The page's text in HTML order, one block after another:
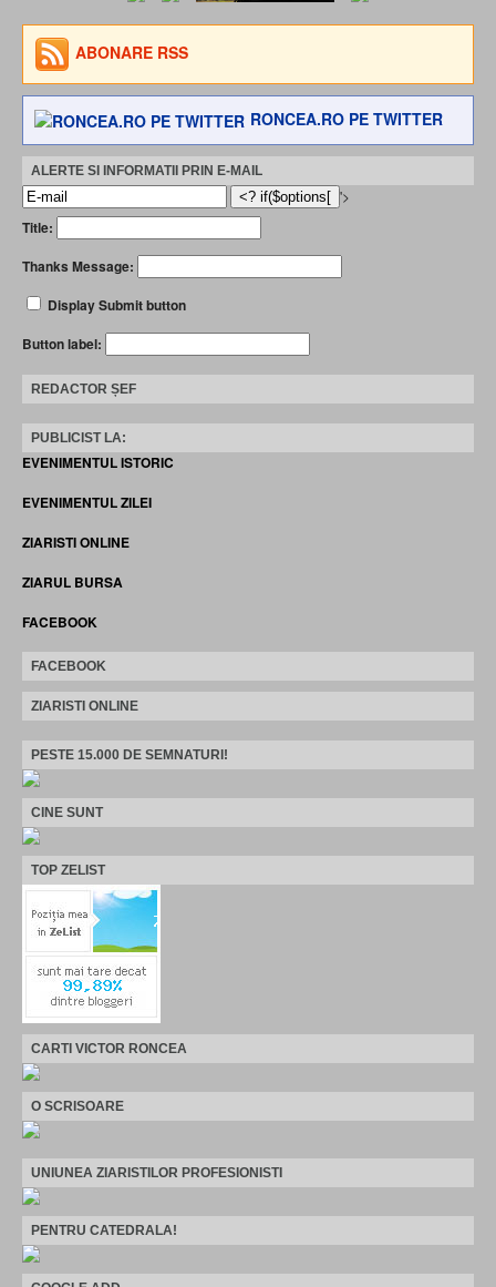
ABONARE RSS
RONCEA.RO PE TWITTER
ALERTE SI INFORMATII PRIN E-MAIL
'>
Title:
Thanks Message:
Display Submit button
Button label:
REDACTOR ȘEF
PUBLICIST LA:
EVENIMENTUL ISTORIC
EVENIMENTUL ZILEI
ZIARISTI ONLINE
ZIARUL BURSA
FACEBOOK
FACEBOOK
ZIARISTI ONLINE
PESTE 15.000 DE SEMNATURI!
CINE SUNT
TOP ZELIST
CARTI VICTOR RONCEA
O SCRISOARE
UNIUNEA ZIARISTILOR PROFESIONISTI
PENTRU CATEDRALA!